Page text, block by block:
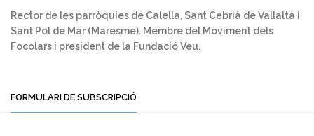
Rector de les parròquies de Calella, Sant Cebrià de Vallalta i
Sant Pol de Mar (Maresme). Membre del Moviment dels
Focolars i president de la Fundació Veu.
FORMULARI DE SUBSCRIPCIÓ